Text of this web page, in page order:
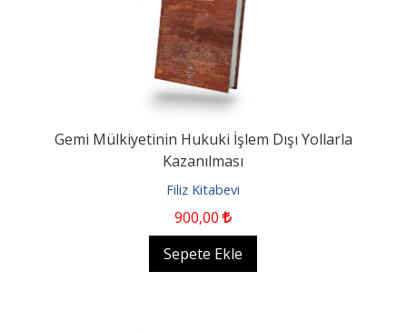
Gemi Mülkiyetinin Hukuki İşlem Dışı Yollarla
Kazanılması
Filiz Kitabevi
900,00
Sepete Ekle